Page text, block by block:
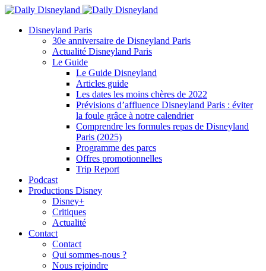
Disneyland Paris
30e anniversaire de Disneyland Paris
Actualité Disneyland Paris
Le Guide
Le Guide Disneyland
Articles guide
Les dates les moins chères de 2022
Prévisions d’affluence Disneyland Paris : éviter
la foule grâce à notre calendrier
Comprendre les formules repas de Disneyland
Paris (2025)
Programme des parcs
Offres promotionnelles
Trip Report
Podcast
Productions Disney
Disney+
Critiques
Actualité
Contact
Contact
Qui sommes-nous ?
Nous rejoindre